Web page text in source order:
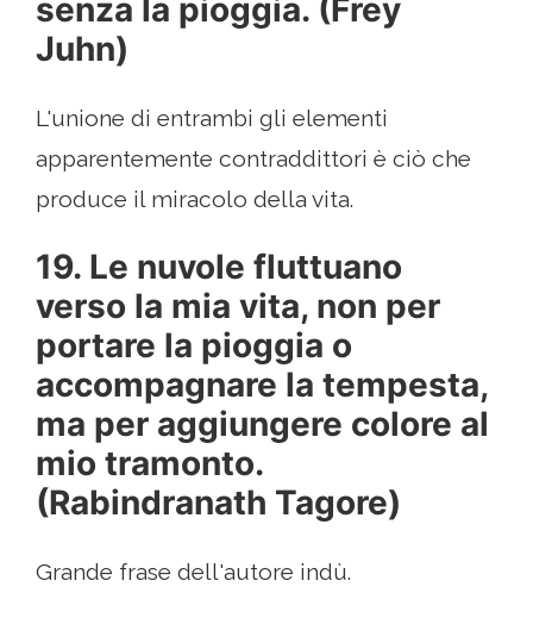
senza la pioggia. (Frey
Juhn)
L'unione di entrambi gli elementi
apparentemente contraddittori è ciò che
produce il miracolo della vita.
19. Le nuvole fluttuano
verso la mia vita, non per
portare la pioggia o
accompagnare la tempesta,
ma per aggiungere colore al
mio tramonto.
(Rabindranath Tagore)
Grande frase dell'autore indù.